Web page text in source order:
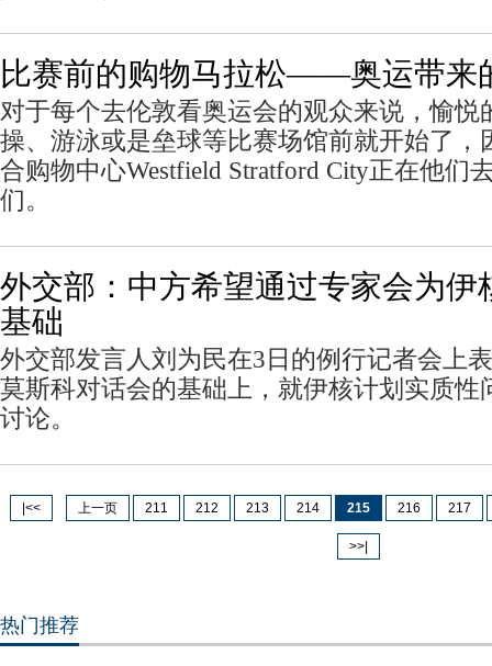
比赛前的购物马拉松——奥运带来
对于每个去伦敦看奥运会的观众来说，愉悦
操、游泳或是垒球等比赛场馆前就开始了，
合购物中心Westfield Stratford City正在他们
们。
外交部：中方希望通过专家会为伊
基础
外交部发言人刘为民在3日的例行记者会上
莫斯科对话会的基础上，就伊核计划实质性
讨论。
|<< 上一页 211 212 213 214 215 216 217
>>|